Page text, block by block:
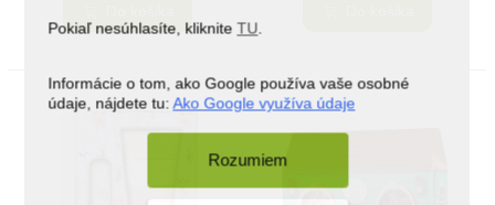
Pokiaľ nesúhlasíte, klikniteTU
Informácie o tom, ako Google používa vaše osobné
údaje, nájdete tu: Ako Google využíva údaje
Rozumiem